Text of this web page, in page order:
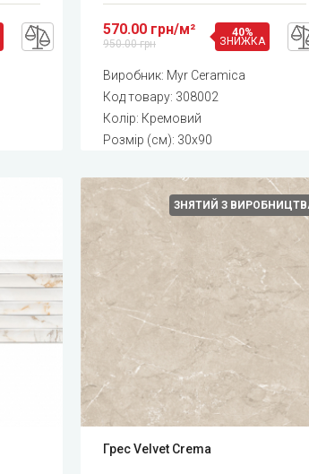
570.00 грн/м²
950.00 грн
40%
ЗНИЖКА
Виробник: Myr Ceramica
Код товару: 308002
Колір: Кремовий
Розмір (см): 30x90
ЗНЯТИЙ З
Грес Velvet Crema